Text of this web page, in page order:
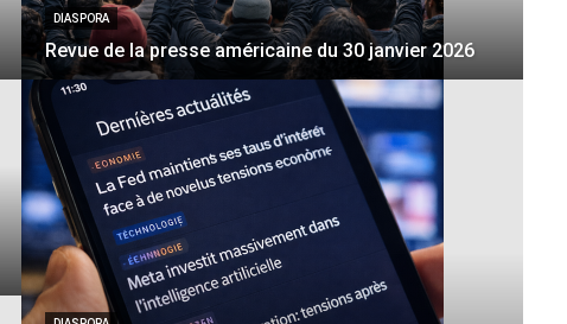
DIASPORA
Revue de la presse américaine du 30 janvier 2026